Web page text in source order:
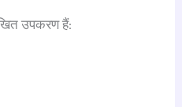
उपकरण हैं: